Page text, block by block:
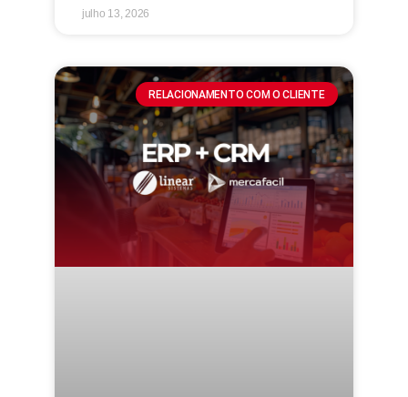
julho 13, 2026
RELACIONAMENTO COM O CLIENTE